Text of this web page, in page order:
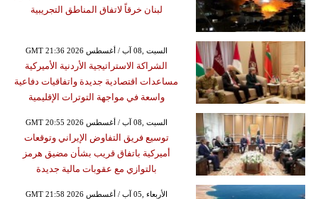
لبنان خرقاً لاتفاق المناطق التجريبية
GMT 21:36 2026 السبت ,08 آب / أغسطس
الشراكة الاستراتيجية الأردنية الأميركية
مساعدات اقتصادية جديدة واتفاقيات دفاعية
واسعة في مواجهة التوترات الإقليمية
GMT 20:55 2026 السبت ,08 آب / أغسطس
توسيع فريق التفاوض الإيراني وتوقعات
أميركية باتفاق قريب بشأن مضيق هرمز
بالتوازي مع عقوبات مالية جديدة
GMT 21:58 2026 الأربعاء ,05 آب / أغسطس